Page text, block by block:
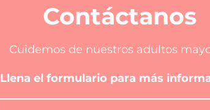
Contáctanos
Cuidemos de nuestros adultos
Llena el formulario para más